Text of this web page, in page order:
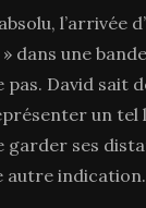
l’arrivée
dans une
pas. David sait
un tel
ses
autre